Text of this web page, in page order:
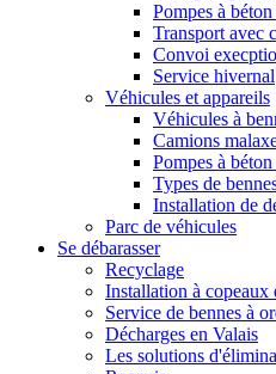
Pompes à
Transport avec
Convoi
Service hivernal
Véhicules et appareils
Véhicules à
Camions
Pompes à
Types de
Installation de
Parc de véhicules
Se débarasser
Recyclage
Installation à copeaux
Service de bennes à
Décharges en Valais
Les solutions